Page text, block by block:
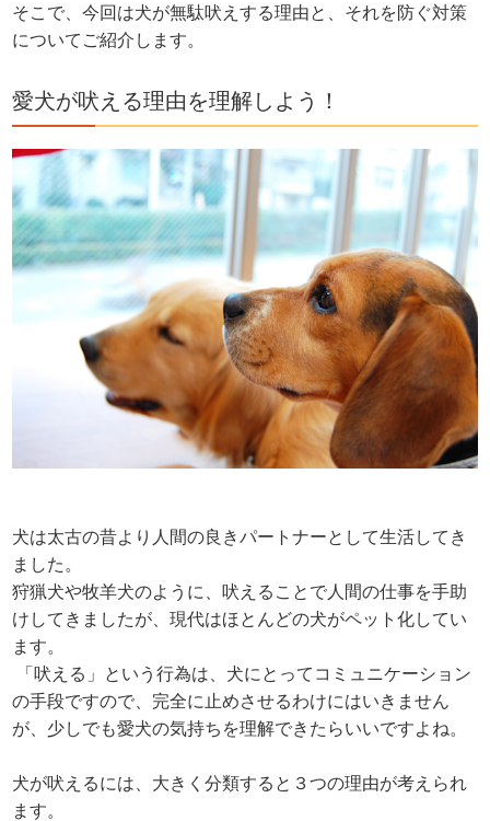
そこで、今回は犬が無駄吠えする理由と、それを防ぐ対策
についてご紹介します。
愛犬が吠える理由を理解しよう！
犬は太古の昔より人間の良きパートナーとして生活してき
ました。
狩猟犬や牧羊犬のように、吠えることで人間の仕事を手助
けしてきましたが、現代はほとんどの犬がペット化してい
ます。
「吠える」という行為は、犬にとってコミュニケーション
の手段ですので、完全に止めさせるわけにはいきません
が、少しでも愛犬の気持ちを理解できたらいいですよね。
犬が吠えるには、大きく分類すると３つの理由が考えられ
ます。